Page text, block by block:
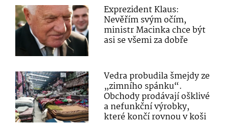
Exprezident Klaus:
Nevěřím svým očím,
ministr Macinka chce být
asi se všemi za dobře
Vedra probudila šmejdy ze
„zimního spánku“.
Obchody prodávají ošklivé
a nefunkční výrobky,
které končí rovnou v koši